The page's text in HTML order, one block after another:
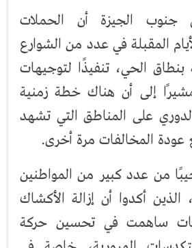
الجيزة أن الحملات
المقبلة في عدد من الشوارع
بنطاق الحي، تنفيذًا لتوجيهات
إلى أن هناك خطة زمنية
على المناطق التي تشهد
عودة المخالفات مرة أخرى.
من عدد كبير من المواطنين
الذين أكدوا أن إزالة الأكشاك
ساهمت في تحسين حركة